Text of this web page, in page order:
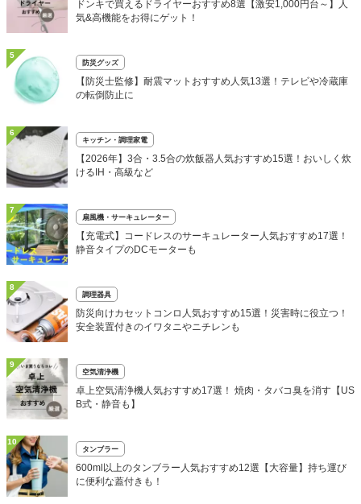
ドンキで買えるドライヤーおすすめ8選【激安1,000円台～】人
気&高機能をお得にゲット！
5
防災グッズ
【防災士監修】耐震マットおすすめ人気13選！テレビや冷蔵庫
の転倒防止に
6
キッチン・調理家電
【2026年】3合・3.5合の炊飯器人気おすすめ15選！おいしく炊
けるIH・高級など
7
扇風機・サーキュレーター
【充電式】コードレスのサーキュレーター人気おすすめ17選！
静音タイプのDCモーターも
8
調理器具
防災向けカセットコンロ人気おすすめ15選！災害時に役立つ！
安全装置付きのイワタニやニチレンも
9
空気清浄機
卓上空気清浄機人気おすすめ17選！ 焼肉・タバコ臭を消す【US
B式・静音も】
10
タンブラー
600ml以上のタンブラー人気おすすめ12選【大容量】持ち運び
に便利な蓋付きも！